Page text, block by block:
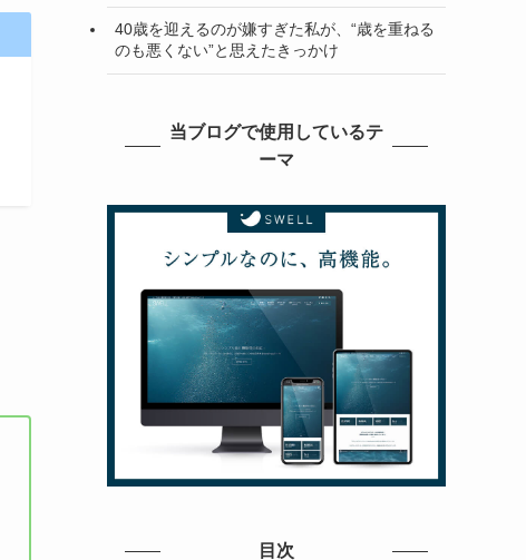
40歳を迎えるのが嫌すぎた私が、“歳を重ねる
のも悪くない”と思えたきっかけ
当ブログで使用しているテ
ーマ
目次